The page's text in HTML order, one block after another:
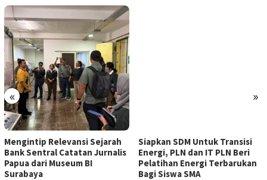
« »
Mengintip Relevansi Sejarah
Bank Sentral Catatan Jurnalis
Papua dari Museum BI
Surabaya
Siapkan SDM Untuk Transisi
Energi, PLN dan IT PLN Beri
Pelatihan Energi Terbarukan
Bagi Siswa SMA